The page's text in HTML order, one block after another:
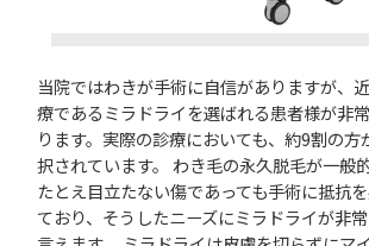
当院ではわきが手術に自信がありますが、
療であるミラドライを選ばれる患者様が非
ります。実際の診療においても、約9割の
択されています。 わき毛の永久脱毛が一般
たとえ目立たない傷であっても手術に抵抗
ており、そうしたニーズにミラドライが非